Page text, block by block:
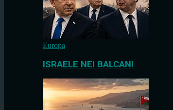
Europa
ISRAELE NEI BALCANI